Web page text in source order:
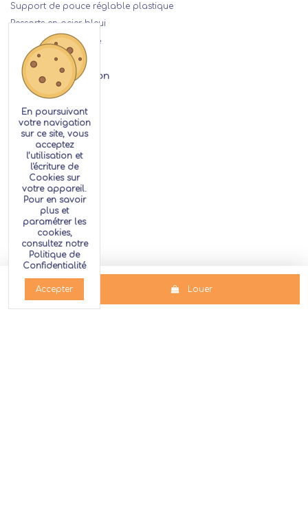
Louer
Support de pouce réglable plastique
Ressorts en acier bleui
Pavillon démontable
Détails de la location
En poursuivant
votre navigation
sur ce site, vous
acceptez
l’utilisation et
l'écriture de
Cookies sur
votre appareil.
Pour en savoir
plus et
paramétrer les
cookies,
consultez notre
Politique de
Confidentialité
Accepter